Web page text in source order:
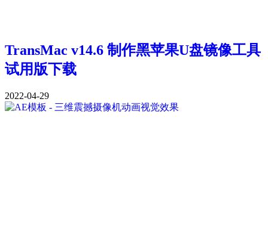
TransMac v14.6 制作黑苹果U盘镜像工具
试用版下载
2022-04-29